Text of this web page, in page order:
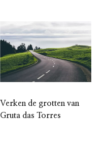
Verken de grotten van
Gruta das Torres